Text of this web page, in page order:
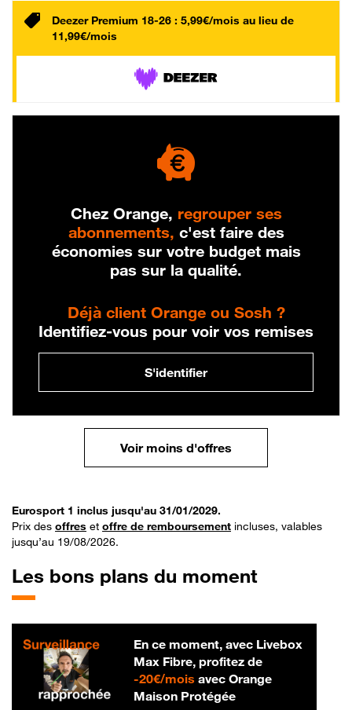
Deezer Premium 18-26 : 5,99€/mois au lieu de
11,99€/mois
Chez Orange, regrouper ses
abonnements, c'est faire des
économies sur votre budget mais
pas sur la qualité.
Déjà client Orange ou Sosh ?
Identifiez-vous pour voir vos remises
S'identifier
Voir moins d'offres
Eurosport 1 inclus jusqu'au 31/01/2029.
Prix des offres et offre de remboursement incluses, valables
jusqu’au 19/08/2026.
Les bons plans du moment
En ce moment, avec Livebox
Max Fibre, profitez de
-20€/mois20 € par mois
avec Orange
Maison Protégée